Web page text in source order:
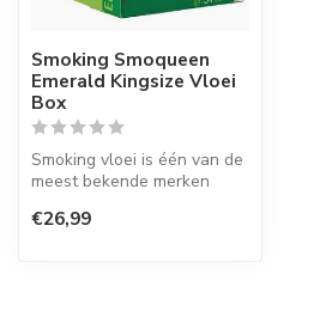
Smoking Smoqueen
Emerald Kingsize Vloei
Box
Smoking vloei is één van de
meest bekende merken
Spaanse p...
€26,99